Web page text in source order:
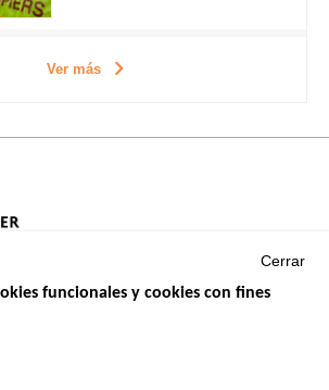
Ver más
Cerrar
funcionales y cookies con fines